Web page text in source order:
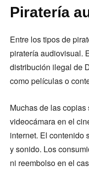
Piratería
Entre los tipos de
piratería audiovisual.
distribución ilegal de
como películas o
Muchas de las
videocámara en el
internet. El contenido
y sonido. Los
ni reembolso en el